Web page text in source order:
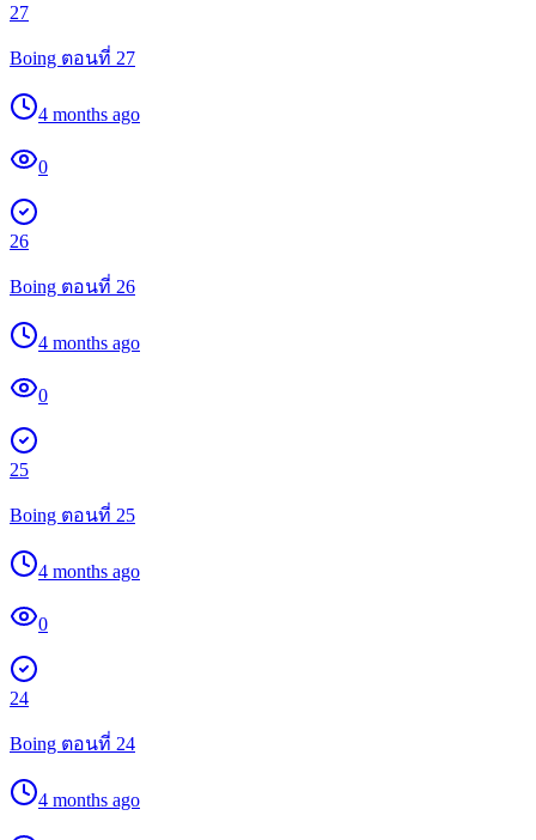
27
Boing ตอนที่ 27
4 months ago
0
26
Boing ตอนที่ 26
4 months ago
0
25
Boing ตอนที่ 25
4 months ago
0
24
Boing ตอนที่ 24
4 months ago